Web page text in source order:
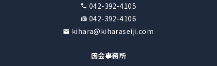
042-392-4105
042-392-4106
kihara@kiharaseiji.com
国会事務所